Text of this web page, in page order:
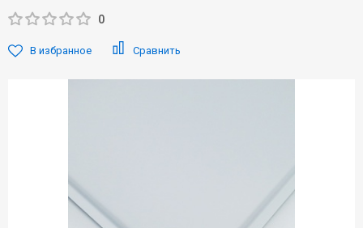
0
В избранное Сравнить